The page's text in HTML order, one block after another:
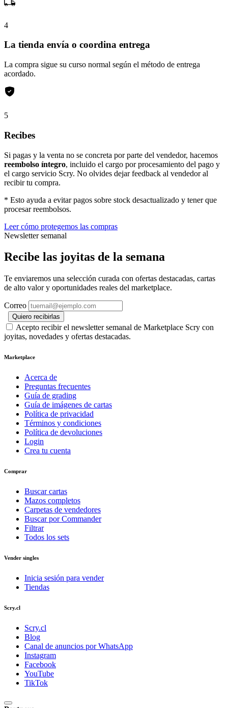
4
La tienda envía o coordina entrega
La compra sigue su curso normal según el método de entrega
acordado.
5
Recibes
Si pagas y la venta no se concreta por parte del vendedor, hacemos
reembolso íntegro, incluido el cargo por procesamiento del pago y
el cargo servicio Scry. No olvides dejar feedback al vendedor al
recibir tu compra.
* Esto ayuda a evitar pagos sobre stock desactualizado y tener que
procesar reembolsos.
Leer cómo protegemos las compras
Newsletter semanal
Recibe las joyitas de la semana
Te enviaremos una selección curada con ofertas destacadas, cartas
de alto valor y oportunidades reales del marketplace.
Correo
Quiero recibirlas
Acepto recibir el newsletter semanal de Marketplace Scry con
joyitas, novedades y ofertas destacadas.
Marketplace
Acerca de
Preguntas frecuentes
Guía de grading
Guía de imágenes de cartas
Política de privacidad
Términos y condiciones
Política de devoluciones
Login
Crea tu cuenta
Comprar
Buscar cartas
Mazos completos
Carpetas de vendedores
Buscar por Commander
Filtrar
Todos los sets
Vender singles
Inicia sesión para vender
Tiendas
Scry.cl
Scry.cl
Blog
Canal de anuncios por WhatsApp
Instagram
Facebook
YouTube
TikTok